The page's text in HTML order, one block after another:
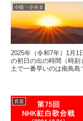
小技・小ネタ
2025年（令和7年）1月1
の初日の出の時間（時
土で一番早いのは南鳥島
は小笠原母島で6:20。
音楽